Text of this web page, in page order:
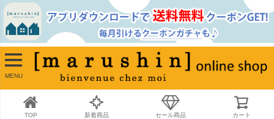
MENU
TOP 新着商品 セール商品 カート
並び順
新着順
古い順
価格が安い順
価格が高い順
キーワードヒット順